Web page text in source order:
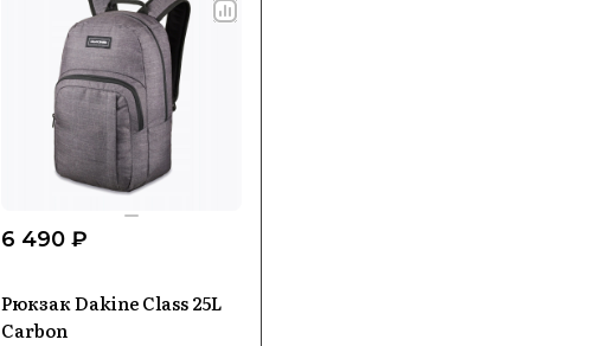
6 490 ₽
Рюкзак Dakine Class 25L
Carbon